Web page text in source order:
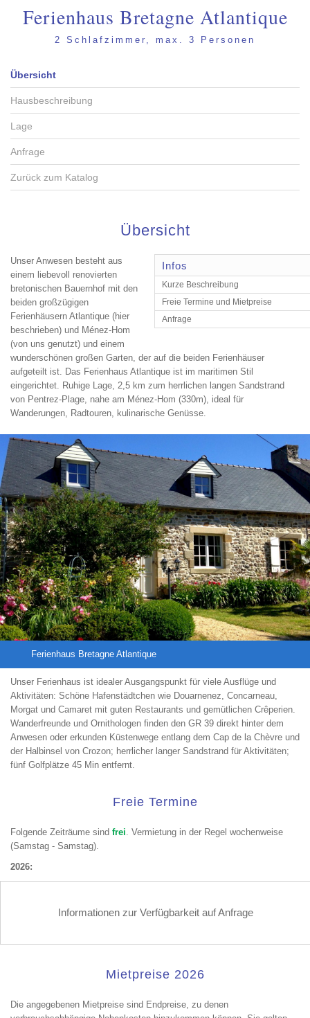
Ferienhaus Bretagne Atlantique
2 Schlafzimmer, max. 3 Personen
Übersicht
Hausbeschreibung
Lage
Anfrage
Zurück zum Katalog
Übersicht
Infos
Kurze Beschreibung
Freie Termine und Mietpreise
Anfrage
Unser Anwesen besteht aus
einem liebevoll renovierten
bretonischen Bauernhof mit den
beiden großzügigen
Ferienhäusern Atlantique (hier
beschrieben) und Ménez-Hom
(von uns genutzt) und einem
wunderschönen großen Garten, der auf die beiden Ferienhäuser
aufgeteilt ist. Das Ferienhaus Atlantique ist im maritimen Stil
eingerichtet. Ruhige Lage, 2,5 km zum herrlichen langen Sandstrand
von Pentrez-Plage, nahe am Ménez-Hom (330m), ideal für
Wanderungen, Radtouren, kulinarische Genüsse.
Ferienhaus Bretagne Atlantique
Unser Ferienhaus ist idealer Ausgangspunkt für viele Ausflüge und
Aktivitäten: Schöne Hafenstädtchen wie Douarnenez, Concarneau,
Morgat und Camaret mit guten Restaurants und gemütlichen Crêperien.
Wanderfreunde und Ornithologen finden den GR 39 direkt hinter dem
Anwesen oder erkunden Küstenwege entlang dem Cap de la Chèvre und
der Halbinsel von Crozon; herrlicher langer Sandstrand für Aktivitäten;
fünf Golfplätze 45 Min entfernt.
Freie Termine
Folgende Zeiträume sind frei. Vermietung in der Regel wochenweise
(Samstag - Samstag).
2026:
Informationen zur Verfügbarkeit auf Anfrage
Mietpreise 2026
Die angegebenen Mietpreise sind Endpreise, zu denen